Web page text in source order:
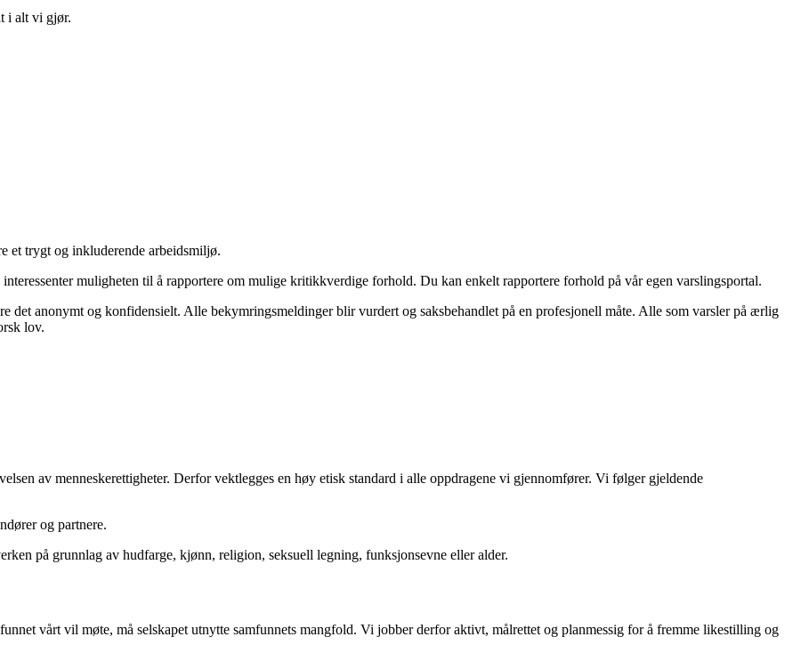
i alt vi gjør.
et trygt og inkluderende arbeidsmiljø.
interessenter muligheten til å rapportere om mulige kritikkverdige forhold. Du kan enkelt rapportere forhold på vår egen varslingsportal.
det anonymt og konfidensielt. Alle bekymringsmeldinger blir vurdert og saksbehandlet på en profesjonell måte. Alle som varsler på ærlig
lov.
av menneskerettigheter. Derforvektlegges en høy etisk standard i alle oppdragene vi gjennomfører. Vi følger gjeldende
og partnere.
på grunnlag av hudfarge, kjønn, religion, seksuell legning, funksjonsevne eller alder.
vårt vil møte, må selskapet utnytte samfunnets mangfold. Vi jobber derfor aktivt, målrettet og planmessig for å fremme likestilling og